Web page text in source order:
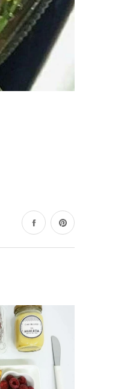
Compartir
en
Pinear
en